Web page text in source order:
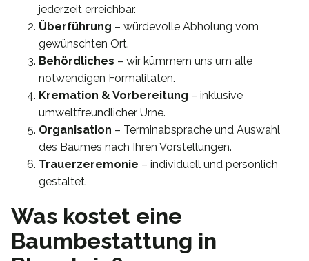
jederzeit erreichbar.
Überführung – würdevolle Abholung vom
gewünschten Ort.
Behördliches – wir kümmern uns um alle
notwendigen Formalitäten.
Kremation & Vorbereitung – inklusive
umweltfreundlicher Urne.
Organisation – Terminabsprache und Auswahl
des Baumes nach Ihren Vorstellungen.
Trauerzeremonie – individuell und persönlich
gestaltet.
Was kostet eine
Baumbestattung in